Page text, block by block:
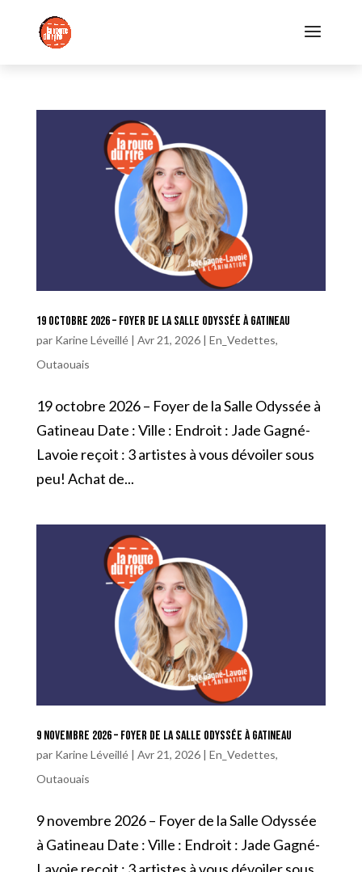
19 octobre 2026 – Foyer de la Salle Odyssée à Gatineau
par Karine Léveillé| Avr 21, 2026| En_Vedettes,
Outaouais
19 octobre 2026 – Foyer de la Salle Odyssée à
Gatineau Date : Ville : Endroit : Jade Gagné-
Lavoie reçoit : 3 artistes à vous dévoiler sous
peu! Achat de...
9 novembre 2026 – Foyer de la Salle Odyssée à Gatineau
par Karine Léveillé| Avr 21, 2026| En_Vedettes,
Outaouais
9 novembre 2026 – Foyer de la Salle Odyssée
à Gatineau Date : Ville : Endroit : Jade Gagné-